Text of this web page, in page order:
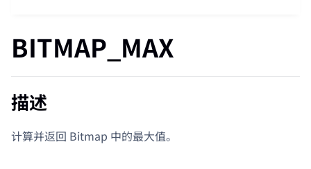
BITMAP_MAX
描述
计算并返回 Bitmap 中的最大值。